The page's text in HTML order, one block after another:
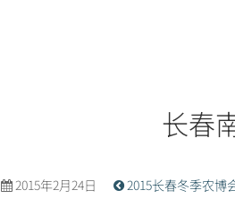
长春
2015年2月24日 2015长春冬季农博